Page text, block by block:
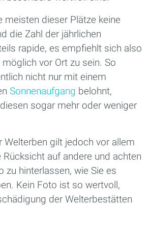
meisten dieser Plätze keine
die Zahl der jährlichen
rapide, es empfiehlt sich also
vor Ort zu sein. So
nicht nur mit einem
Sonnenaufgang belohnt,
sogar mehr oder weniger
Welterben gilt jedoch vor allem
Rücksicht auf andere und achten
zu hinterlassen, wie Sie es
Kein Foto ist so wertvoll,
der Welterbestätten